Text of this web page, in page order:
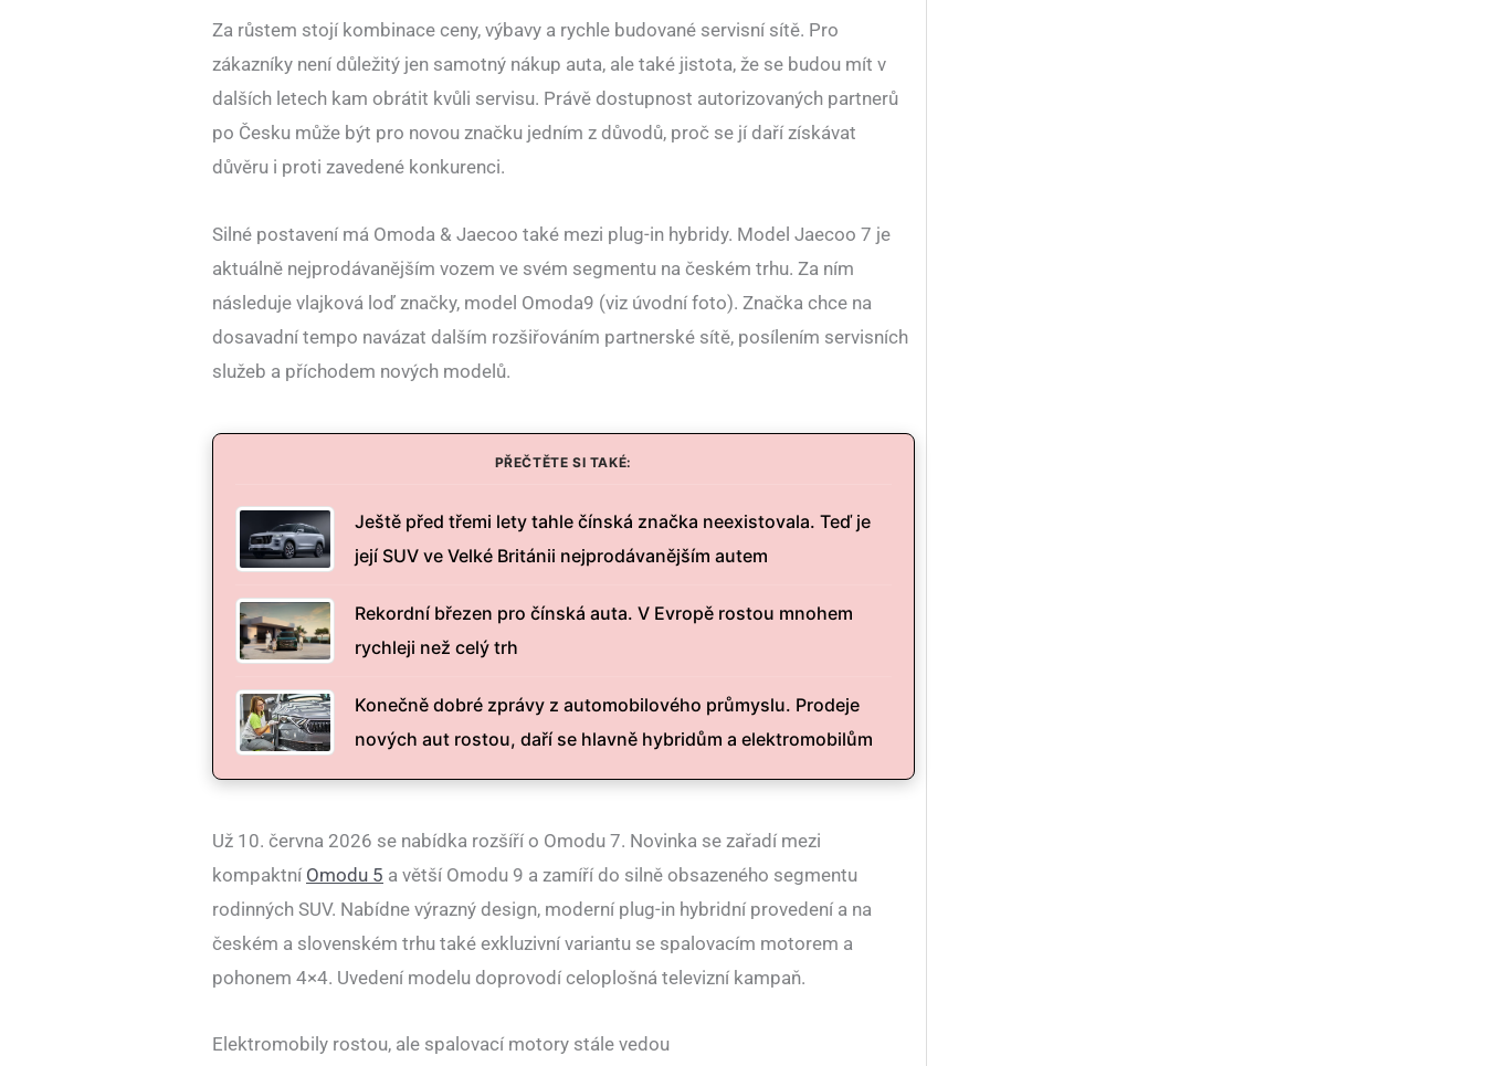
Za růstem stojí kombinace ceny, výbavy a rychle budované servisní sítě. Pro
zákazníky není důležitý jen samotný nákup auta, ale také jistota, že se budou mít v
dalších letech kam obrátit kvůli servisu. Právě dostupnost autorizovaných partnerů
po Česku může být pro novou značku jedním z důvodů, proč se jí daří získávat
důvěru i proti zavedené konkurenci.
Silné postavení má Omoda & Jaecoo také mezi plug-in hybridy. Model Jaecoo 7 je
aktuálně nejprodávanějším vozem ve svém segmentu na českém trhu. Za ním
následuje vlajková loď značky, model Omoda9 (viz úvodní foto). Značka chce na
dosavadní tempo navázat dalším rozšiřováním partnerské sítě, posílením servisních
služeb a příchodem nových modelů.
PŘEČTĚTE SI TAKÉ:
Ještě před třemi lety tahle čínská značka neexistovala. Teď je
její SUV ve Velké Británii nejprodávanějším autem
Rekordní březen pro čínská auta. V Evropě rostou mnohem
rychleji než celý trh
Konečně dobré zprávy z automobilového průmyslu. Prodeje
nových aut rostou, daří se hlavně hybridům a elektromobilům
Už 10. června 2026 se nabídka rozšíří o Omodu 7. Novinka se zařadí mezi
kompaktní Omodu 5 a větší Omodu 9 a zamíří do silně obsazeného segmentu
rodinných SUV. Nabídne výrazný design, moderní plug-in hybridní provedení a na
českém a slovenském trhu také exkluzivní variantu se spalovacím motorem a
pohonem 4×4. Uvedení modelu doprovodí celoplošná televizní kampaň.
Elektromobily rostou, ale spalovací motory stále vedou